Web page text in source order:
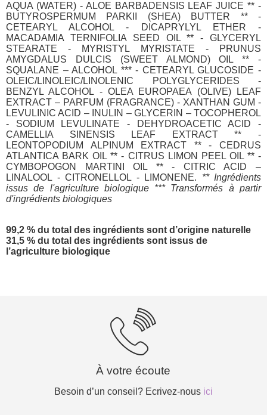
AQUA (WATER) - ALOE BARBADENSIS LEAF JUICE ** -
BUTYROSPERMUM PARKII (SHEA) BUTTER ** -
CETEARYL ALCOHOL - DICAPRYLYL ETHER -
MACADAMIA TERNIFOLIA SEED OIL ** - GLYCERYL
STEARATE - MYRISTYL MYRISTATE - PRUNUS
AMYGDALUS DULCIS (SWEET ALMOND) OIL ** -
SQUALANE – ALCOHOL *** - CETEARYL GLUCOSIDE -
OLEIC/LINOLEIC/LINOLENIC POLYGLYCERIDES -
BENZYL ALCOHOL - OLEA EUROPAEA (OLIVE) LEAF
EXTRACT – PARFUM (FRAGRANCE) - XANTHAN GUM -
LEVULINIC ACID – INULIN – GLYCERIN – TOCOPHEROL
- SODIUM LEVULINATE - DEHYDROACETIC ACID -
CAMELLIA SINENSIS LEAF EXTRACT ** -
LEONTOPODIUM ALPINUM EXTRACT ** - CEDRUS
ATLANTICA BARK OIL ** - CITRUS LIMON PEEL OIL ** -
CYMBOPOGON MARTINI OIL ** - CITRIC ACID –
LINALOOL - CITRONELLOL - LIMONENE. ** Ingrédients
issus de l'agriculture biologique *** Transformés à partir
d'ingrédients biologiques
99,2 % du total des ingrédients sont d’origine naturelle
31,5 % du total des ingrédients sont issus de
l’agriculture biologique
À votre écoute
Besoin d’un conseil? Ecrivez-nous ici